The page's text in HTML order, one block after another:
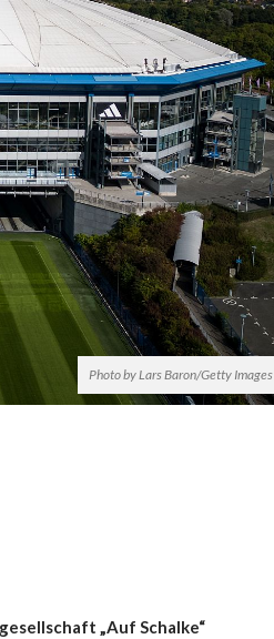
Photo by Lars Baron/Getty Images
„Auf Schalke“